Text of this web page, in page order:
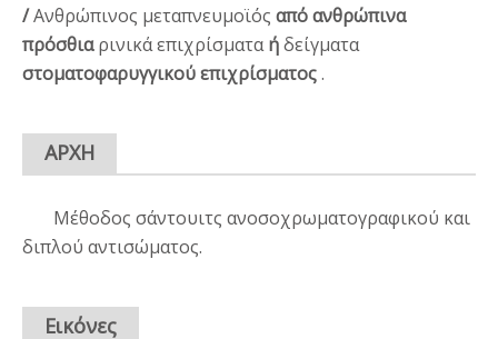
/Ανθρώπινος μεταπνευμοϊός από ανθρώπινα
πρόσθιαρινικά επιχρίσματαήδείγματα
στοματοφαρυγγικού επιχρίσματος.
ΑΡΧΗ
Μέθοδος σάντουιτς ανοσοχρωματογραφικού και
διπλού αντισώματος.
Εικόνες